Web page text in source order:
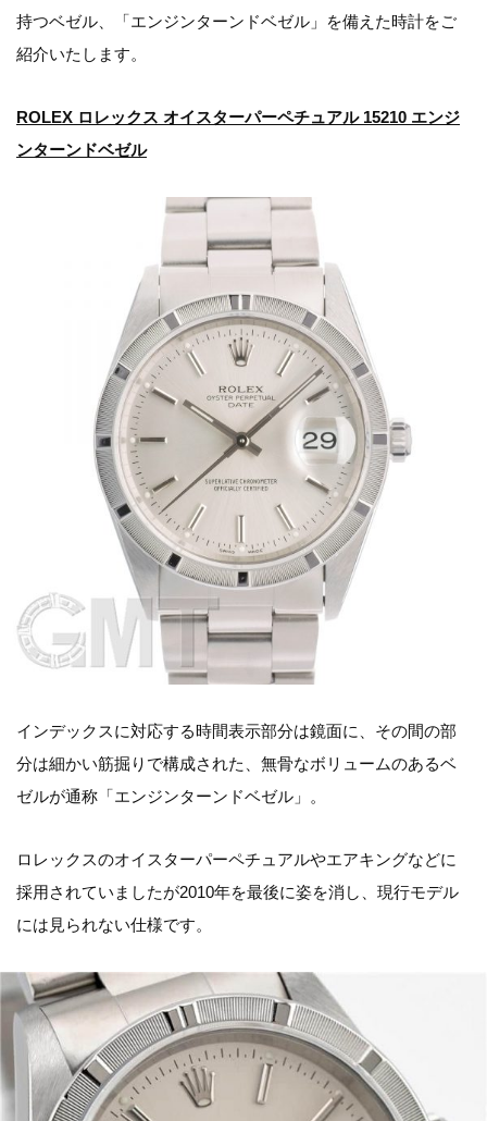
持つベゼル、「エンジンターンドベゼル」を備えた時計をご
紹介いたします。
ROLEX ロレックス オイスターパーペチュアル 15210 エンジ
ンターンドベゼル
インデックスに対応する時間表示部分は鏡面に、その間の部
分は細かい筋掘りで構成された、無骨なボリュームのあるベ
ゼルが通称「エンジンターンドベゼル」。
ロレックスのオイスターパーペチュアルやエアキングなどに
採用されていましたが2010年を最後に姿を消し、現行モデル
には見られない仕様です。